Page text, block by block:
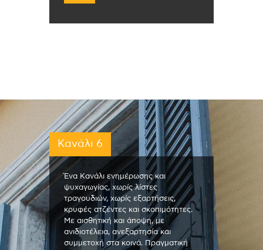
Κανάλι 6
Ένα Κανάλι ενημέρωσης και
ψυχαγωγίας, χωρίς λίστες
τραγουδιών, χωρίς εξαρτήσεις,
κρυφές ατζέντες και σκοπιμότητες.
Με αισθητική και άποψη, με
ανιδιοτέλεια, ανεξαρτησία και
συμμετοχή στα κοινά. Πραγματική